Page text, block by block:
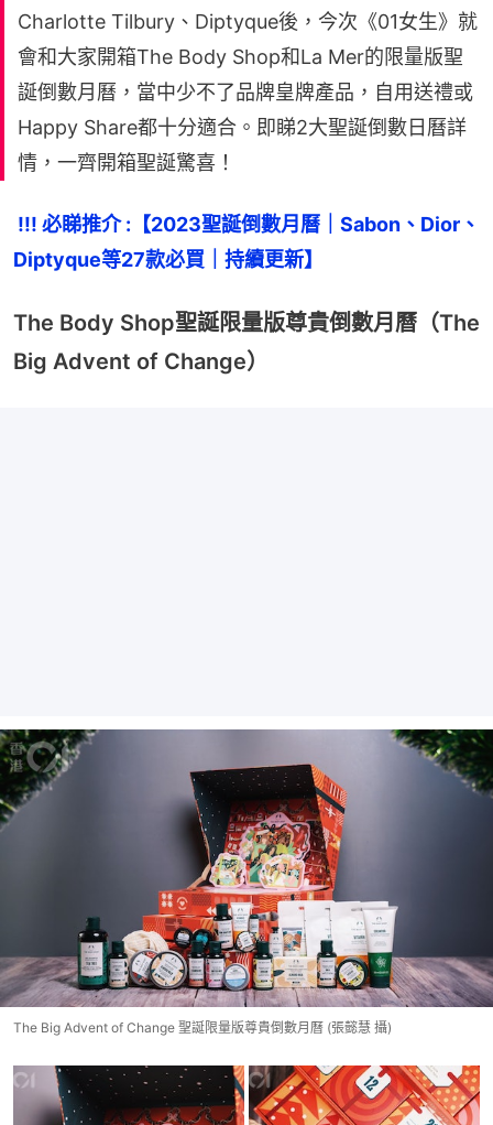
Charlotte Tilbury、Diptyque後，今次《01女生》就
會和大家開箱The Body Shop和La Mer的限量版聖
誕倒數月曆，當中少不了品牌皇牌產品，自用送禮或
Happy Share都十分適合。即睇2大聖誕倒數日曆詳
情，一齊開箱聖誕驚喜！
Diptyque等27款必買｜持續更新】
The Body Shop聖誕限量版尊貴倒數月曆（The
Big Advent of Change）
The Big Advent of Change 聖誕限量版尊貴倒數月曆 (張懿慧 攝)